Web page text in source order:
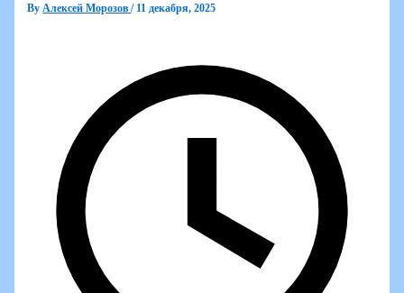
ByАлексей Морозов/ 11 декабря, 2025